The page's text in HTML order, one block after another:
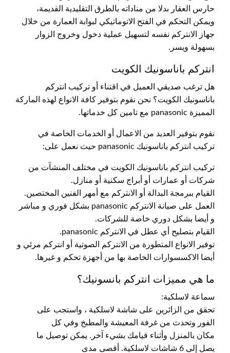
حارس العقار بدلا من مناداته بالطرق التقليدية القديمة،
ويمكن التحكم في الفتح الاتوماتيكي لبوابة العمارة من خلال
جهاز الانتركم نفسه لتسهيل عملية دخول وخروج الزوار
بسهولة ويسر.
انتركم باناسونيك الكويت
هل ترغب صديقي العميل في اقتناء أو تركيب انتركم
باناسونيك الكويت؟ نحن نقوم بتوفير كافة الانواع لهذه الماركة
المميزة panasonic مع تامين كل خدماتها.
نقوم بتوفير العديد من الاعمال أو الخدمات الخاصة في
تركيب انتركم باناسونيك panasonic حيث نعمل على:
تركيب انتركم باناسونيك الكويت في مختلف المنشآت من
شركات أو عمارات أو أبراج سكنية أو منازل.
القيام ببرمجة البدالة أو الانتركم مع أمهر الفنين المختصين.
العمل على صيانة الانتركم panasonic بشكل فوري و مباشر
و أيضا بشكل دوري خاصة للشركات.
القيام بتصليح أي عطل في الانتركم panasonic.
توفير الانواع المتطورة من الانتركم الصوتية أو انتركم مرئي و
أيضا الاكسسوارات الخاصة بها من أجهزة تحكم و غيرها.
ما هي مميزات انتركم بانسونيك؟
سماعة لاسلكية:
تحقق من الزائرين على شاشة لاسلكية ، واستجب على
الفور وتحدث من غرفة المعيشة والمطبخ وفي كل
مكان بالمنزل وأثناء قيامك بشيء آخر. يمكن توصيل ما
يصل إلى 6 شاشات لاسلكية. أقصى مدى